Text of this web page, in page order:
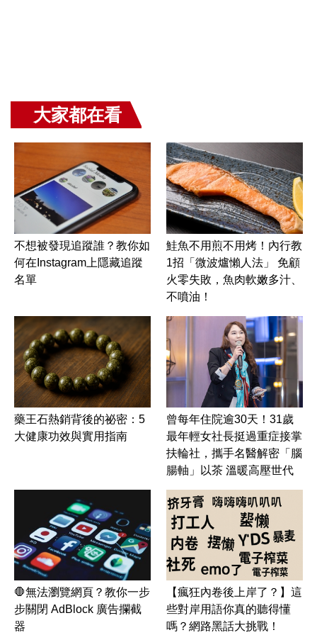
大家都在看
不想被發現追蹤誰？教你如
何在Instagram上隱藏追蹤
名單
鮭魚不用煎不用烤！內行教
1招「微波爐懶人法」 免顧
火零失敗，魚肉軟嫩多汁、
不噴油！
藥王石熱銷背後的祕密：5
大健康功效與實用指南
曾每年住院逾30天！31歲
最年輕女社長挺過重症接掌
扶輪社，攜手名醫解密「腦
腸軸」以茶 溫暖高壓世代
🛑無法瀏覽網頁？教你一步
步關閉 AdBlock 廣告攔截
器
【瘋狂內卷後上岸了？】這
些對岸用語你真的聽得懂
嗎？網路黑話大挑戰！